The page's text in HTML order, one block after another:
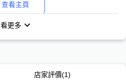
查看主頁
看更多
店家評價(1)